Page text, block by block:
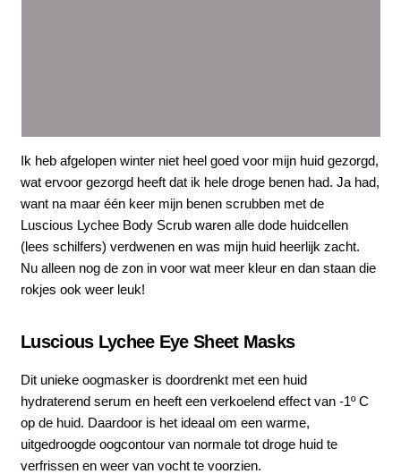
Ik heb afgelopen winter niet heel goed voor mijn huid gezorgd,
wat ervoor gezorgd heeft dat ik hele droge benen had. Ja had,
want na maar één keer mijn benen scrubben met de
Luscious Lychee Body Scrub waren alle dode huidcellen
(lees schilfers) verdwenen en was mijn huid heerlijk zacht.
Nu alleen nog de zon in voor wat meer kleur en dan staan die
rokjes ook weer leuk!
Luscious Lychee Eye Sheet Masks
Dit unieke oogmasker is doordrenkt met een huid
hydraterend serum en heeft een verkoelend effect van -1º C
op de huid. Daardoor is het ideaal om een warme,
uitgedroogde oogcontour van normale tot droge huid te
verfrissen en weer van vocht te voorzien.